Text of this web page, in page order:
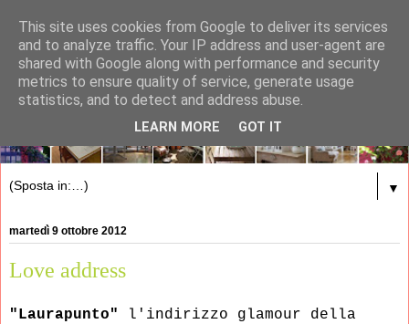
▼
martedì 9 ottobre 2012
Love address
"Laurapunto"
l'indirizzo glamour della
This site uses cookies from Google to deliver its services
and to analyze traffic. Your IP address and user-agent are
shared with Google along with performance and security
metrics to ensure quality of service, generate usage
statistics, and to detect and address abuse.
LEARN MORE GOT IT